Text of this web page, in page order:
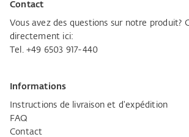
Contact
Vous avez des questions sur notre produit?
directement ici:
Tel. +49 6503 917-440
Informations
Instructions de livraison et d'expédition
FAQ
Contact